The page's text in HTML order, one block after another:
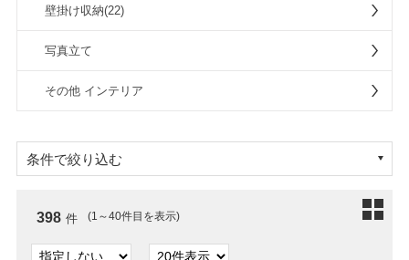
壁掛け収納(22)
写真立て
その他 インテリア
条件で絞り込む
398 件 (1～40件目を表示)